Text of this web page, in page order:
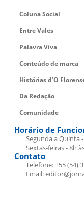
Coluna Social
Entre Vales
Palavra Viva
Conteúdo de marca
Histórias d’O
Da Redação
Comunidade
Horário de
Segunda a Quinta
Sextas-feiras - 8h
Contato
Telefone: +55 (54)
Email: